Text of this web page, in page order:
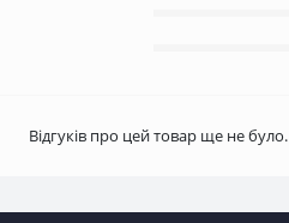
Відгуків про цей товар ще не було.